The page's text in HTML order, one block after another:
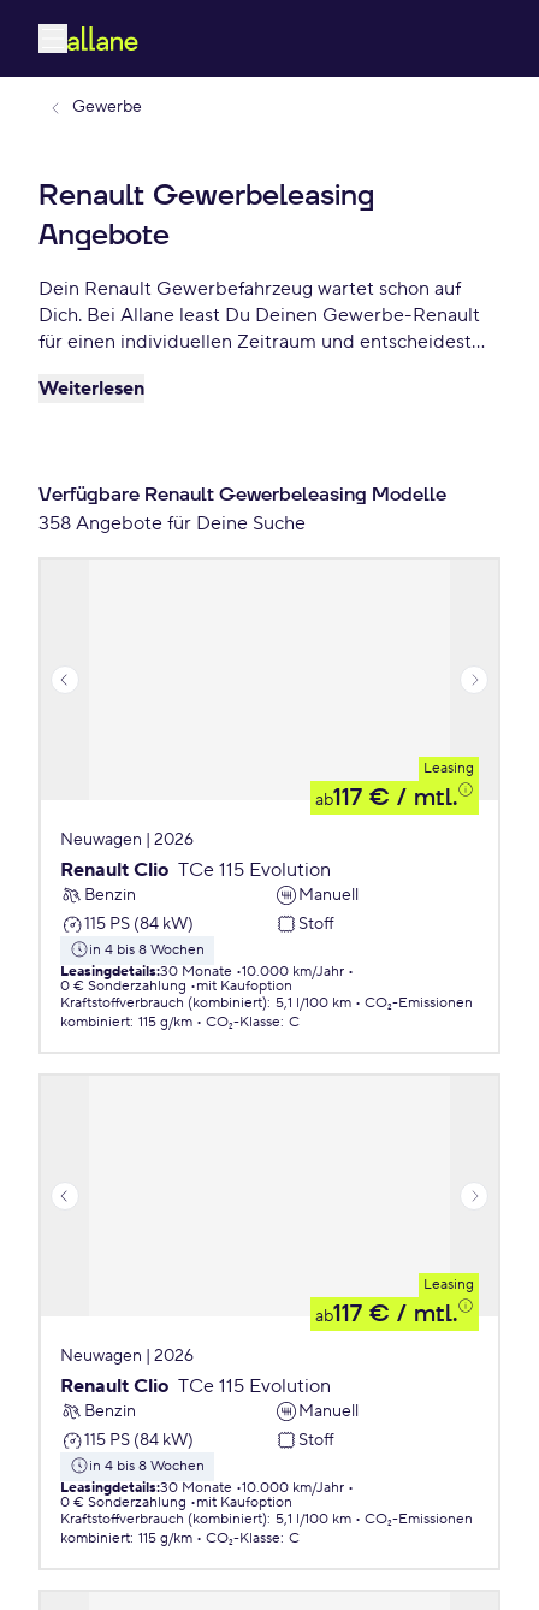
Gewerbe
Renault Gewerbeleasing
Angebote
Dein Renault Gewerbefahrzeug wartet schon auf
Dich. Bei Allane least Du Deinen Gewerbe-Renault
für einen individuellen Zeitraum und entscheidest
möchtest oder zurückgeben willst. Finde das
Weiterlesen
Verfügbare Renault Gewerbeleasing Modelle
358 Angebote für Deine Suche
Leasing
ab117 € / mtl.
Neuwagen | 2026
Renault Clio TCe 115 Evolution
Benzin
Manuell
115 PS (84 kW)
Stoff
in 4 bis 8 Wochen
Leasingdetails:30 Monate 10.000 km/Jahr
0 € Sonderzahlung
mit Kaufoption
Kraftstoffverbrauch (kombiniert): 5,1 l/100 km
CO₂-Emissionen
kombiniert: 115 g/km CO₂-Klasse: C
Leasing
ab117 € / mtl.
Neuwagen | 2026
Renault Clio TCe 115 Evolution
Benzin
Manuell
115 PS (84 kW)
Stoff
in 4 bis 8 Wochen
Leasingdetails:30 Monate 10.000 km/Jahr
0 € Sonderzahlung
mit Kaufoption
Kraftstoffverbrauch (kombiniert): 5,1 l/100 km
CO₂-Emissionen
kombiniert: 115 g/km CO₂-Klasse: C